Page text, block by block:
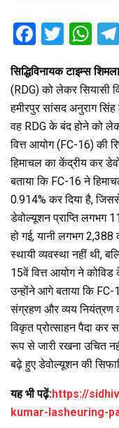
F
ce
b
o
o
k
T
tt
er
W
at
s
A
p
p
सिद्धिविनायक टाइम्स
(RDG) को लेकर सियासी
हमीरपुर सांसद अनुराग
वह RDG के बंद होने को
वित्त आयोग (FC-16) की
हिमाचल का केंद्रीय कर
बताया कि FC-16 ने
0.914% कर दिया है,
डेवोल्यूशन प्राप्ति लगभग
हो गई, यानी लगभग 2,388
स्थायी व्यवस्था नहीं थी,
15वें वित्त आयोग ने कोविड
उन्होंने आगे बताया कि FC-
संग्रहण और व्यय नियंत्रण
विकृत प्रोत्साहन पैदा कर
रूप से जारी रखना उचित
बढ़े हुए डेवोल्यूशन की
यह भी पढ़ें:https://
kumar-lasheuring-